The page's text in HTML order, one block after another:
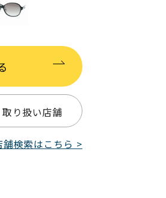
取り扱い店舗
舗検索はこちら >